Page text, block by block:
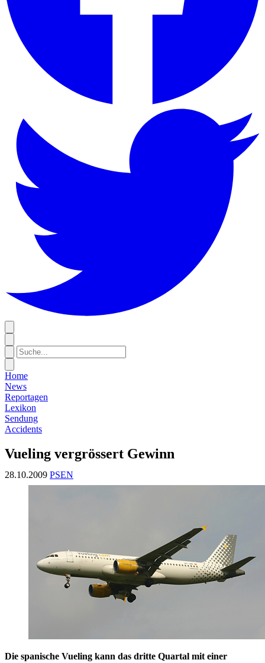
Home
News
Reportagen
Lexikon
Sendung
Accidents
Vueling vergrössert Gewinn
28.10.2009 PSEN
Die spanische Vueling kann das dritte Quartal mit einer